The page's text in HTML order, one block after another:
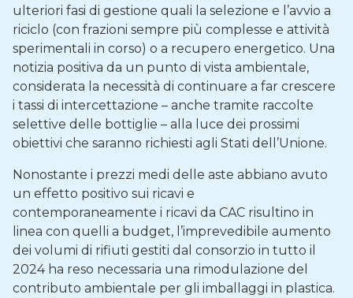
ulteriori fasi di gestione quali la selezione e l’avvio a
riciclo (con frazioni sempre più complesse e attività
sperimentali in corso) o a recupero energetico. Una
notizia positiva da un punto di vista ambientale,
considerata la necessità di continuare a far crescere
i tassi di intercettazione – anche tramite raccolte
selettive delle bottiglie – alla luce dei prossimi
obiettivi che saranno richiesti agli Stati dell’Unione.
Nonostante i prezzi medi delle aste abbiano avuto
un effetto positivo sui ricavi e
contemporaneamente i ricavi da CAC risultino in
linea con quelli a budget, l’imprevedibile aumento
dei volumi di rifiuti gestiti dal consorzio in tutto il
2024 ha reso necessaria una rimodulazione del
contributo ambientale per gli imballaggi in plastica.